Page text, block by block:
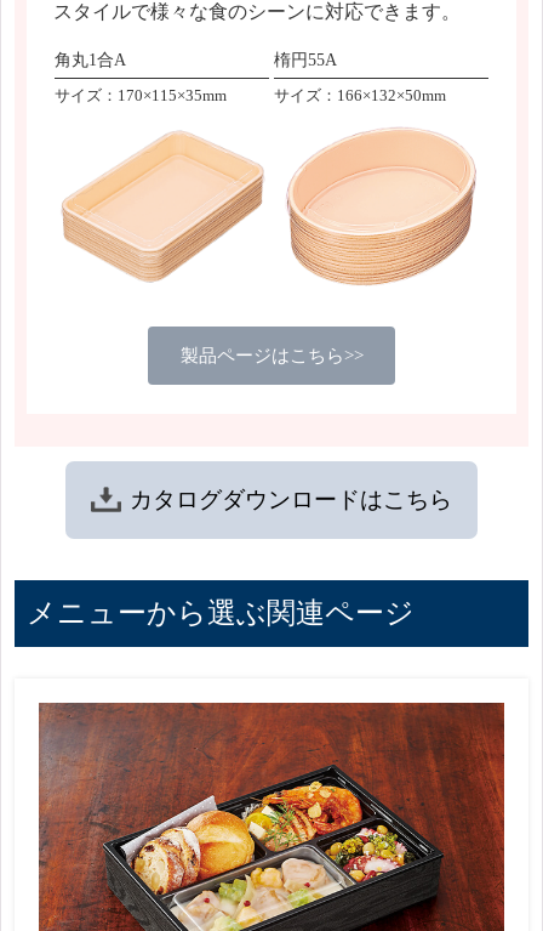
スタイルで様々な食のシーンに対応できます。
角丸1合A
サイズ：170×115×35mm
楕円55A
サイズ：166×132×50mm
製品ページはこちら>>
カタログダウンロードはこちら
メニューから選ぶ関連ページ